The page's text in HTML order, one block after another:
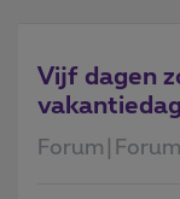
Vijf dagen